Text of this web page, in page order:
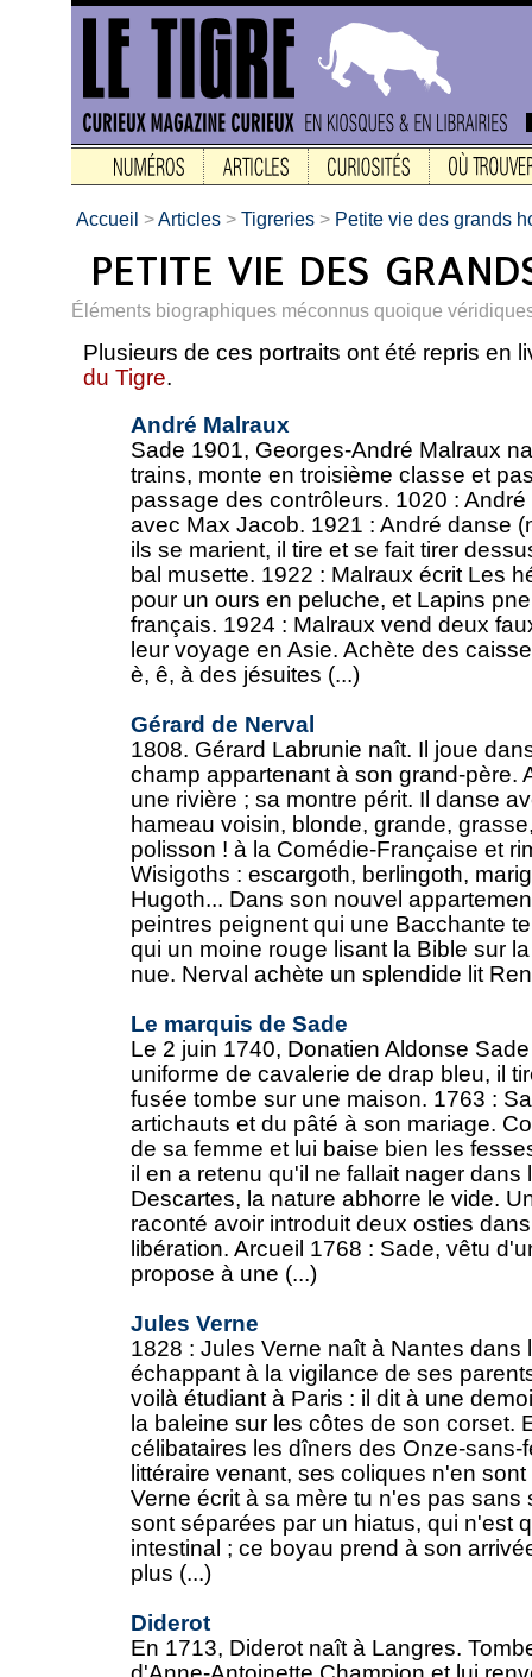
Accueil >Articles > Tigreries > Petite vie des grands
Éléments biographiques méconnus quoique
Plusieurs de ces portraits ont été repris en
du Tigre.
André Malraux
Sade 1901, Georges-André Malraux
trains, monte en troisième classe et
passage des contrôleurs. 1020 :
avec Max Jacob. 1921 : André danse
ils se marient, il tire et se fait tirer
bal musette. 1922 : Malraux écrit Les
pour un ours en peluche, et Lapins
français. 1924 : Malraux vend deux
leur voyage en Asie. Achète des
è, ê, à des jésuites (...)
Gérard de Nerval
1808. Gérard Labrunie naît. Il joue
champ appartenant à son grand-père.
une rivière ; sa montre périt. Il danse
hameau voisin, blonde, grande,
polisson ! à la Comédie-Française et
Wisigoths : escargoth, berlingoth,
Hugoth... Dans son nouvel
peintres peignent qui une Bacchante
qui un moine rouge lisant la Bible sur
nue. Nerval achète un splendide lit
Le marquis de Sade
Le 2 juin 1740, Donatien Aldonse
uniforme de cavalerie de drap bleu, il
fusée tombe sur une maison. 1763 :
artichauts et du pâté à son mariage.
de sa femme et lui baise bien les
il en a retenu qu'il ne fallait nager
Descartes, la nature abhorre le vide.
raconté avoir introduit deux osties
libération. Arcueil 1768 : Sade, vêtu
propose à une (...)
Jules Verne
1828 : Jules Verne naît à Nantes
échappant à la vigilance de ses
voilà étudiant à Paris : il dit à une
la baleine sur les côtes de son corset.
célibataires les dîners des Onze-sans-
littéraire venant, ses coliques n'en
Verne écrit à sa mère tu n'es pas
sont séparées par un hiatus, qui n'est
intestinal ; ce boyau prend à son
plus (...)
Diderot
En 1713, Diderot naît à Langres.